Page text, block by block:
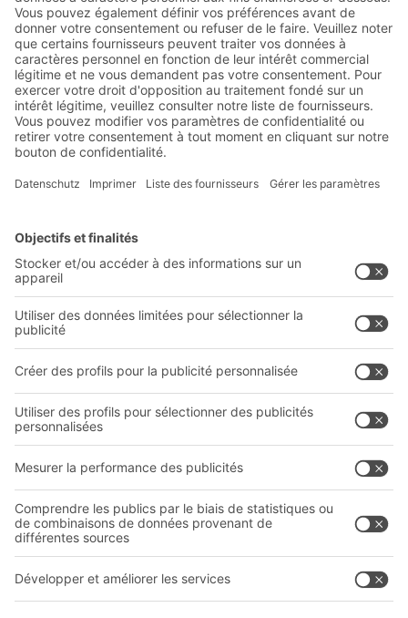
Actualités de l'entrepôt et de
la logistique
Réductions exclusives
Innovations
S'inscrire à la newsletter
Solutions intralogistiques
Bacs en matière plastique
Systèmes de rayonnages
Systèmes de transport interne
Formulaire de contact
Entreprise
Qui sommes-nous ?
Sites internationaux
Sites de production
Follow us
ABIT O
YOUR LIFE.